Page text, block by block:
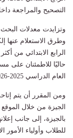
التصحيح والمراجعة
وتزايدت معدلات
وطرق الاستعلام عنها
الرابع الابتدائي من
حاليًا للاطمئنان على
العام الدراسي 2025-2026.
الجيزة من خلال الموقع
بالجيزة، إلى جانب
للطلاب وأولياء الأمور